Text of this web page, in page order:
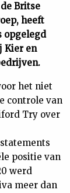
Britse
heeft
opgelegd
Kier en
het niet
controle van
Try over
positie van
werd
meer dan